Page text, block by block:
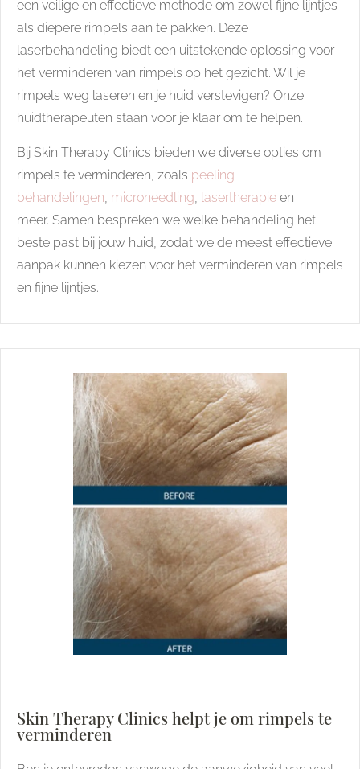
een veilige en effectieve methode om zowel fijne lijntjes
als diepere rimpels aan te pakken. Deze
laserbehandeling biedt een uitstekende oplossing voor
het verminderen van rimpels op het gezicht. Wil je
rimpels weg laseren en je huid verstevigen? Onze
huidtherapeuten staan voor je klaar om te helpen.
Bij Skin Therapy Clinics bieden we diverse opties om
rimpels te verminderen, zoals peeling
behandelingen microneedling lasertherapie en
meer. Samen bespreken we welke behandeling het
beste past bij jouw huid, zodat we de meest effectieve
aanpak kunnen kiezen voor het verminderen van rimpels
en fijne lijntjes.
Skin Therapy Clinics helpt je om rimpels te
verminderen